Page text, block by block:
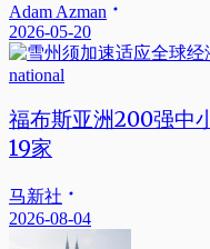
Adam Azman
2026-05-20
national
福布斯亚洲200强中
19家
马新社
2026-08-04